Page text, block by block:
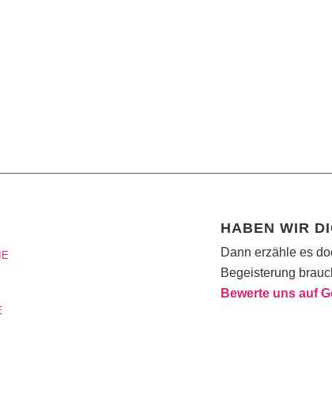
HABEN WIR
Dann erzähle es
Begeisterung
Bewerte uns auf